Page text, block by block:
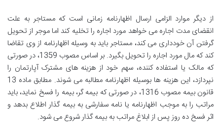
از دیگر موارد الزامی ارسال اظهارنامه زمانی است که مستاجر به علت
انقضای مدت اجاره می خواهد مورد اجاره را تخلیه کند اما موجر از تحویل
گرفتن آن خودداری می کند، مستاجر باید به وسیله اظهارنامه از وی تقاضا
کند که مال مورد اجاره را تحویل بگیرد. بر اساس مصوب 1359، در صورتی
که مالک یا استفاده کننده، سهم خود از هزینه های مشترک آپارتمان را
نپردازد، این هزینه ها بوسیله اظهارنامه مطالبه می شوند. مطابق ماده 13
قانون بیمه مصوب 1316، در صورتی که بیمه گر، بیمه را فسخ نماید، باید
مراتب را به موجب اظهارنامه یا نامه سفارشی به بیمه گذار اطلاع بدهد و
اثر فسخ ده روز پس از ابلاغ مراتب به بیمه گذار شروع می شود.